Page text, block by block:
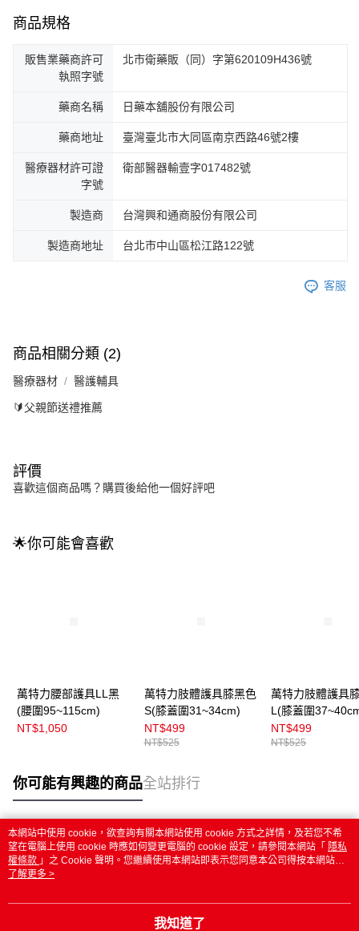
商品規格
販售業藥商許可
執照字號
北市衛藥販（同）字第620109H436號
藥商名稱 日藥本舖股份有限公司
藥商地址 臺灣臺北市大同區南京西路46號2樓
醫療器材許可證
字號
衛部醫器輸壹字017482號
製造商 台灣興和通商股份有限公司
製造商地址 台北市中山區松江路122號
客服
商品相關分類 (2)
醫療器材 醫護輔具
🔰父親節送禮推薦
評價
喜歡這個商品嗎？購買後給他一個好評吧
🌟你可能會喜歡
萬特力腰部護具LL黑
(腰圍95~115cm)
NT$1,050
萬特力肢體護具膝黑色
S(膝蓋圍31~34cm)
NT$499
NT$525
萬特力肢體護具
L(膝蓋圍
NT$499
NT$525
你可能有興趣的商品全站排行
熱門標籤
本網站中使用 cookie，欲查詢有關本網站使用 cookie 方式之詳情，及若您不希
望在電腦上使用 cookie 時應如何變更電腦的 cookie 設定，請參閱本網站「 隱私
權條款 」之 Cookie 聲明。您繼續使用本網站即表示您同意本公司得按本網站使
用條款之 Cookie 聲明使用 cookie。
了解更多 >
我知道了